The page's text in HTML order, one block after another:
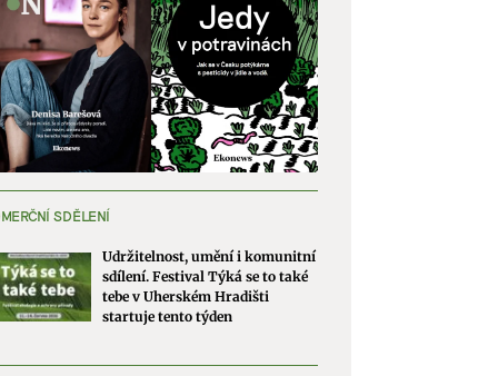
SDĚLENÍ
Udržitelnost, umění i komunitní
sdílení. Festival Týká se to také
tebe v Uherském Hradišti
startuje tento týden